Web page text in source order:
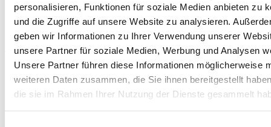
personalisieren, Funktionen für soziale Medien anbieten zu
und die Zugriffe auf unsere Website zu analysieren.
geben wir Informationen zu Ihrer Verwendung unserer
unsere Partner für soziale Medien, Werbung und Analysen
Unsere Partner führen diese Informationen möglicherweise
weiteren Daten zusammen, die Sie ihnen bereitgestellt
die sie im Rahmen Ihrer Nutzung der Dienste gesammelt
Franz Schubert................................................... Ave
Maria.................................... Solo
Karl
Jenkins........................................................
Mit Unterstützung von